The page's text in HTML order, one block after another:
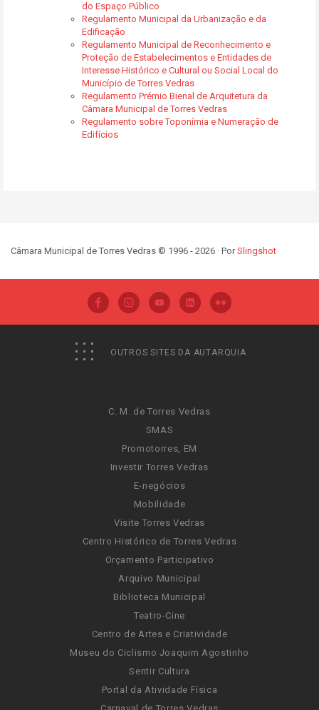
do Espaço Público
Regulamento Municipal da Urbanização e da
Edificação
Regulamento Municipal de Reconhecimento e
Proteção de Estabelecimentos e Entidades de
Interesse Histórico e Cultural ou Social Local do
Município de Torres Vedras
Regulamento Prémio Bienal de Arquitetura da
Câmara Municipal de Torres Vedras
Regulamento sobre Toponímia e Numeração de
Edifícios
Câmara Municipal de Torres Vedras © 1996 - 2026 · PorSlingshot
OUTROS SITES DA AUTARQUIA
C. M. de Torres Vedras
SMAS
Promotorres, EM
Investir Torres Vedras
E-negócios
Mobilidade
Visite Torres Vedras
Centro Histórico de Torres Vedras
Orçamento Participativo
Arquivo Municipal
Biblioteca Municipal
Teatro-Cine
Centro de Artes e Criatividade
Museu do Ciclismo Joaquim Agostinho
Sentir Cultura
Portal da Atividade Física